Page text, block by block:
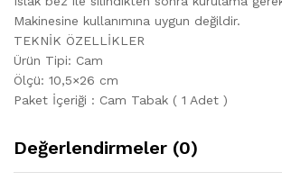
Makinesine kullanımına uygun değildir.
TEKNİK ÖZELLİKLER
Ürün Tipi: Cam
Ölçü: 10,5×26 cm
Paket İçeriği : Cam Tabak ( 1 Adet )
Değerlendirmeler (0)